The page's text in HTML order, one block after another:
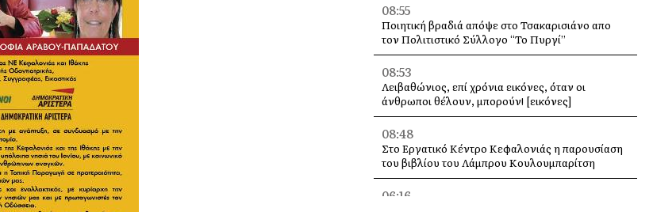
08:55
Ποιητική βραδιά απόψε στο Τσακαρισιάνο απο
τον Πολιτιστικό Σύλλογο “Το Πυργί”
08:53
Λειβαθώνιος, επί χρόνια εικόνες, όταν οι
άνθρωποι θέλουν, μπορούν! [εικόνες]
08:48
Στο Εργατικό Κέντρο Κεφαλονιάς η παρουσίαση
του βιβλίου του Λάμπρου Κουλουμπαρίτση
06:16